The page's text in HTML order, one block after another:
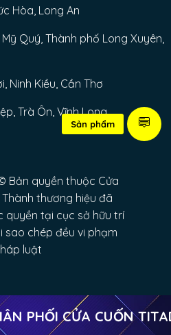
Hòa, Long An
Quý, Thành phố Long Xuyên,
Ninh Kiều, Cần Thơ
Trà Ôn, Vĩnh Long
Bản quyền thuộc Cửa
Thành thương hiệu đã
quyền tại cục sở hữu trí
sao chép đều vi phạm
luật
CỬA CUỐN
Sản phẩm
Cuốn HƯNG PHÚ THÀNH